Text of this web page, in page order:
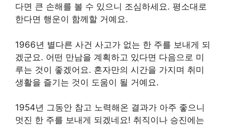
다면 큰 손해를 볼 수 있으니 조심하세요. 평소대로
한다면 행운이 함께할 거예요.
1966년 별다른 사건 사고가 없는 한 주를 보내게 되
겠군요. 어떤 만남을 계획하고 있다면 다음으로 미
루는 것이 좋겠어요. 혼자만의 시간을 가지며 취미
생활을 즐기는 것이 도움이 될 거예요.
1954년 그동안 참고 노력해온 결과가 아주 좋으니
멋진 한 주를 보내게 되겠네요! 취직이나 승진에는